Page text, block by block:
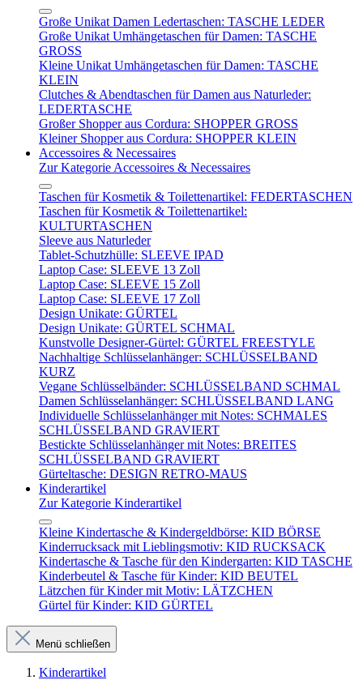
Große Unikat Damen Ledertaschen: TASCHE LEDER
Große Unikat Umhängetaschen für Damen: TASCHE
GROSS
Kleine Unikat Umhängetaschen für Damen: TASCHE
KLEIN
Clutches & Abendtaschen für Damen aus Naturleder:
LEDERTASCHE
Großer Shopper aus Cordura: SHOPPER GROSS
Kleiner Shopper aus Cordura: SHOPPER KLEIN
Accessoires & Necessaires
Zur Kategorie Accessoires & Necessaires
Taschen für Kosmetik & Toilettenartikel: FEDERTASCHEN
Taschen für Kosmetik & Toilettenartikel:
KULTURTASCHEN
Sleeve aus Naturleder
Tablet-Schutzhülle: SLEEVE IPAD
Laptop Case: SLEEVE 13 Zoll
Laptop Case: SLEEVE 15 Zoll
Laptop Case: SLEEVE 17 Zoll
Design Unikate: GÜRTEL
Design Unikate: GÜRTEL SCHMAL
Kunstvolle Designer-Gürtel: GÜRTEL FREESTYLE
Nachhaltige Schlüsselanhänger: SCHLÜSSELBAND
KURZ
Vegane Schlüsselbänder: SCHLÜSSELBAND SCHMAL
Damen Schlüsselanhänger: SCHLÜSSELBAND LANG
Individuelle Schlüsselanhänger mit Notes: SCHMALES
SCHLÜSSELBAND GRAVIERT
Bestickte Schlüsselanhänger mit Notes: BREITES
SCHLÜSSELBAND GRAVIERT
Gürteltasche: DESIGN RETRO-MAUS
Kinderartikel
Zur Kategorie Kinderartikel
Kleine Kindertasche & Kindergeldbörse: KID BÖRSE
Kinderrucksack mit Lieblingsmotiv: KID RUCKSACK
Kindertasche & Tasche für den Kindergarten: KID TASCHE
Kinderbeutel & Tasche für Kinder: KID BEUTEL
Lätzchen für Kinder mit Motiv: LÄTZCHEN
Gürtel für Kinder: KID GÜRTEL
Menü schließen
Kinderartikel